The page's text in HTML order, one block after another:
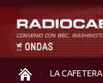
LA CAFETERA